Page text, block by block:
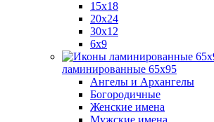
15x18
20x24
30х12
6x9
ламинированные 65x95
Ангелы и Архангелы
Богородичные
Женские имена
Мужские имена